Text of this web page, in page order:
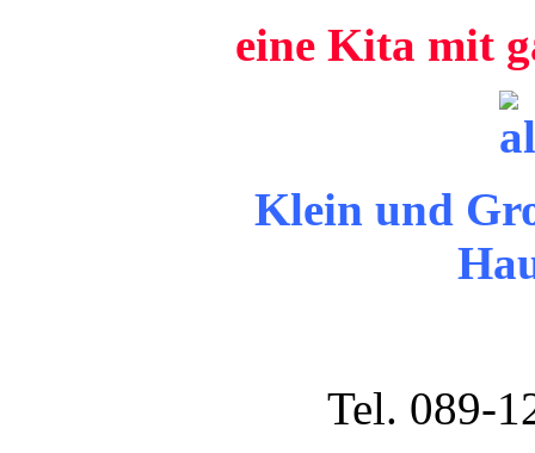
eine Kita mit
Klein und
Tel. 089-